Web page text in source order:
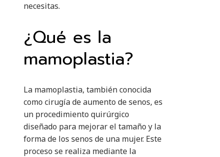
necesitas.
¿Qué es la
mamoplastia?
La mamoplastia, también conocida
como cirugía de aumento de senos, es
un procedimiento quirúrgico
diseñado para mejorar el tamaño y la
forma de los senos de una mujer. Este
proceso se realiza mediante la